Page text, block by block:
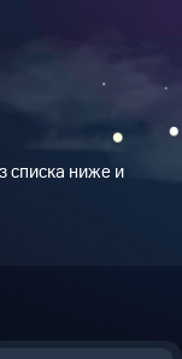
списка ниже и